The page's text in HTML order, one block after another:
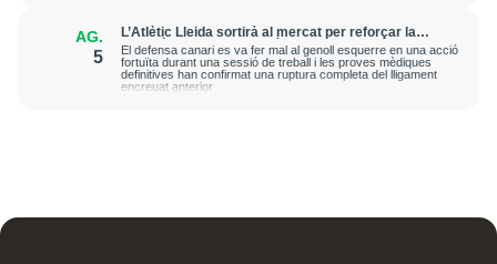
AG.
5
L’Atlètic Lleida sortirà al mercat per reforçar la
posició de central després de la greu lesió que ha
patit Cristian Abreu
El defensa canari es va fer mal al genoll esquerre en una acció
fortuïta durant una sessió de treball i les proves mèdiques
definitives han confirmat una ruptura completa del lligament
encreuat anterior